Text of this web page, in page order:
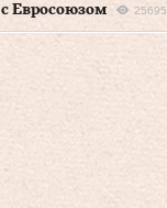
с Евросоюзом
25695